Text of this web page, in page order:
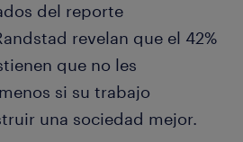
del reporte
revelan que el 42%
que no les
si su trabajo
una sociedad mejor.